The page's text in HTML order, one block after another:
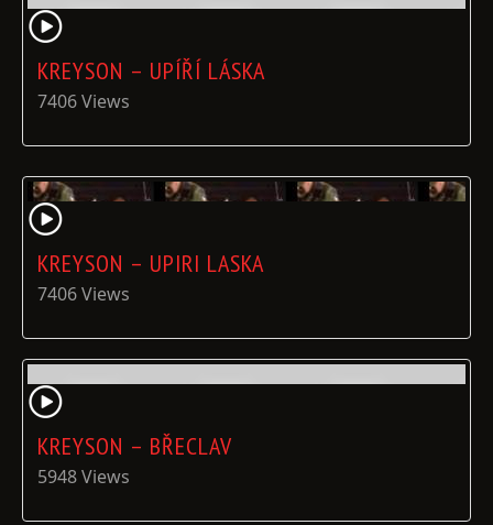
KREYSON – UPÍŘÍ LÁSKA
7406 Views
KREYSON – UPIRI LASKA
7406 Views
KREYSON – BŘECLAV
5948 Views